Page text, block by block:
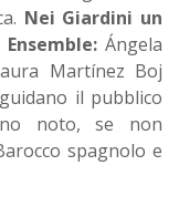
Nei Giardini un
Ángela
Martínez Boj
il pubblico
noto, se non
spagnolo e